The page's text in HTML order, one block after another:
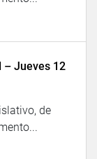
– Jueves 12
de